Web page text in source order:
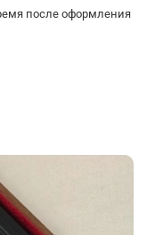
после оформления